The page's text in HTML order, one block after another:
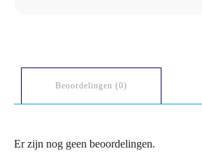
Beoordelingen (0)
Er zijn nog geen beoordelingen.